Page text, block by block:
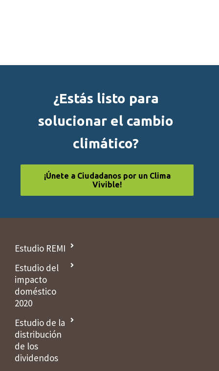
¿Estás listo para
solucionar el cambio
climático?
¡Únete a Ciudadanos por un Clima
Vivible!
Estudio REMI
Estudio del
impacto
doméstico
2020
Estudio de la
distribución
de los
dividendos